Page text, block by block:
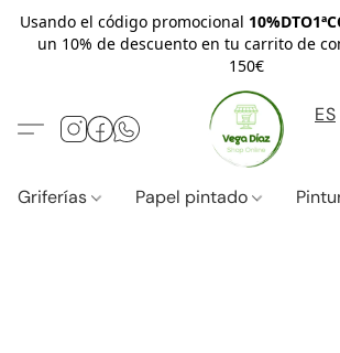
Usando el código promocional
un 10% de descuento en tu carrito de
150€
ES
Griferías Papel pintado